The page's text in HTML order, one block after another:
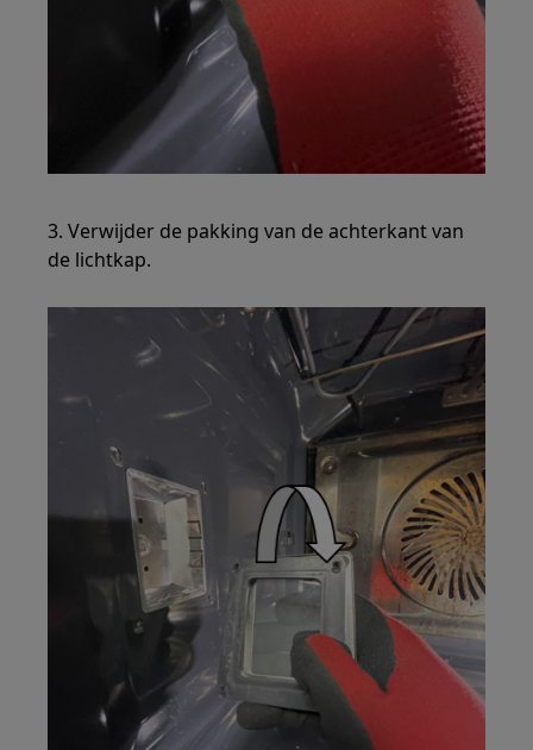
3. Verwijder de pakking van de achterkant van
de lichtkap.